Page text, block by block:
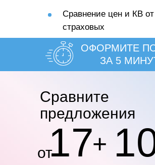
Сравнение цен и КВ
страховых
ОФОРМИТЕ
ЗА 5
от17
Cравните
предложения
+